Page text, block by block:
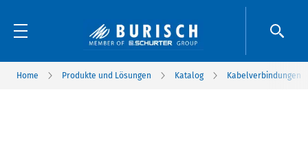
Home Produkte und Lösungen Katalog Kabelverbindungen